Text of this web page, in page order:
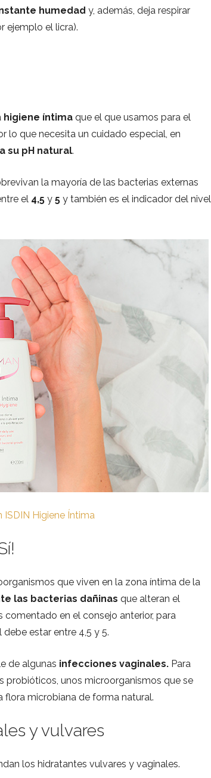
humedad y, además, deja respirar
ejemplo el licra).
higiene íntima que el que usamos para el
lo que necesita un cuidado especial, en
su pH natural.
la mayoría de las bacterias externas
el 4,5 y 5 y también es el indicador del nivel
ISDIN Higiene Íntima
que viven en la zona íntima de la
las bacterias dañinas que alteran el
en el consejo anterior, para
estar entre 4,5 y 5.
de algunas infecciones vaginales. Para
probióticos, unos microorganismos que se
flora microbiana de forma natural.
y vulvares
los hidratantes vulvares y vaginales.